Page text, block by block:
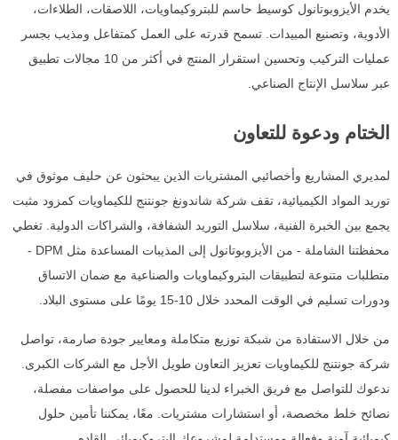
يخدم الأيزوبوتانول كوسيط حاسم للبتروكيماويات، اللاصقات، الطلاءات،
الأدوية، وتصنيع المبيدات. تسمح قدرته على العمل كمتفاعل ومذيب بجسر
عمليات التركيب وتحسين استقرار المنتج في أكثر من 10 مجالات تطبيق
عبر سلاسل الإنتاج الصناعي.
الختام ودعوة للتعاون
لمديري المشاريع وأخصائيي المشتريات الذين يبحثون عن حليف موثوق في
توريد المواد الكيميائية، تقف شركة شاندونغ جونتنج للكيماويات كمزود مثبت
يجمع بين الخبرة الفنية، سلاسل التوريد الشفافة، والشراكات الدولية. تغطي
محفظتنا الشاملة - من الأيزوبوتانول إلى المذيبات المساعدة مثل DPM -
متطلبات متنوعة لتطبيقات البتروكيماويات والصناعية مع ضمان الاتساق
ودورات تسليم في الوقت المحدد خلال 10-15 يومًا على مستوى البلاد.
من خلال الاستفادة من شبكة توزيع متكاملة ومعايير جودة صارمة، تواصل
شركة جونتنج للكيماويات تعزيز التعاون طويل الأجل مع الشركات الكبرى.
ندعوك للتواصل مع فريق الخبراء لدينا للحصول على مواصفات مفصلة،
نصائح خلط مخصصة، أو استشارات مشتريات. معًا، يمكننا تأمين حلول